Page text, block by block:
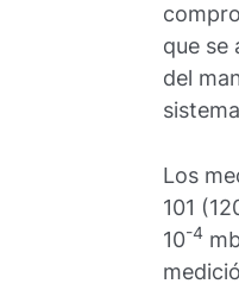
que se
del
Los
101
10-4